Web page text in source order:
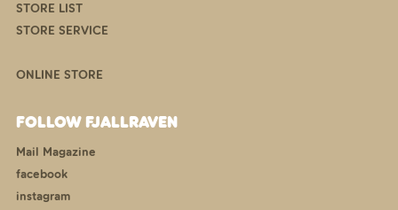
STORE LIST
STORE SERVICE
ONLINE STORE
FOLLOW FJALLRAVEN
Mail Magazine
facebook
instagram